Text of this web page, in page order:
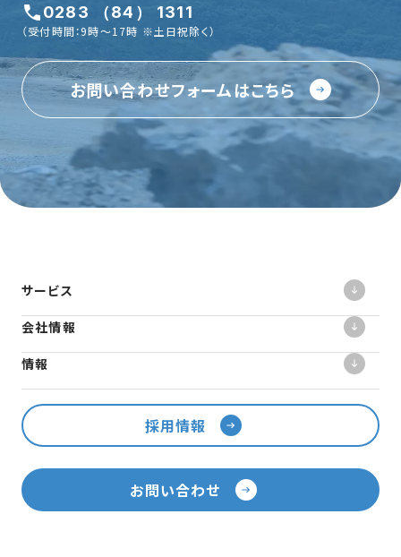
0283 （84） 1311
（受付時間：9時〜17時 ※土日祝除く）
お問い合わせフォームはこちら
サービス
会社情報
情報
採用情報
お問い合わせ